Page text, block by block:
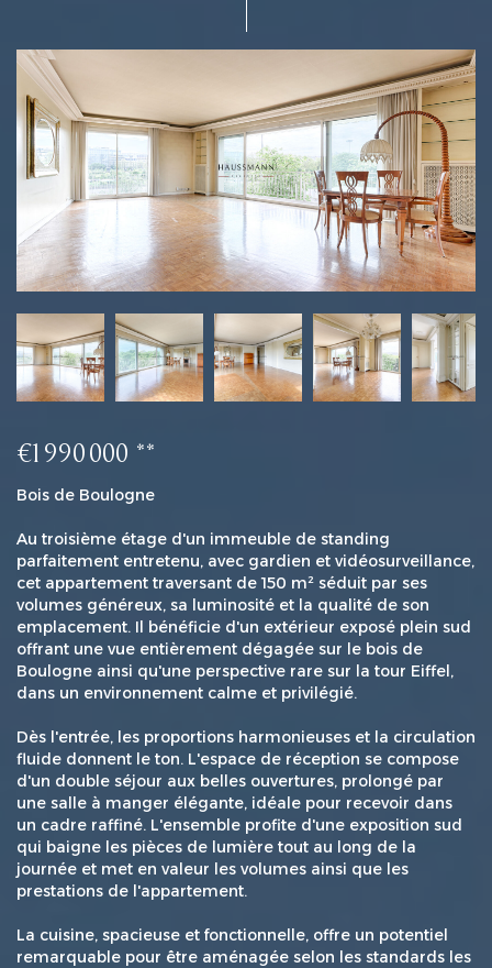
€1 990 000 **
Bois de Boulogne
Au troisième étage d'un immeuble de standing
parfaitement entretenu, avec gardien et vidéosurveillance,
cet appartement traversant de 150 m² séduit par ses
volumes généreux, sa luminosité et la qualité de son
emplacement. Il bénéficie d'un extérieur exposé plein sud
offrant une vue entièrement dégagée sur le bois de
Boulogne ainsi qu'une perspective rare sur la tour Eiffel,
dans un environnement calme et privilégié.
Dès l'entrée, les proportions harmonieuses et la circulation
fluide donnent le ton. L'espace de réception se compose
d'un double séjour aux belles ouvertures, prolongé par
une salle à manger élégante, idéale pour recevoir dans
un cadre raffiné. L'ensemble profite d'une exposition sud
qui baigne les pièces de lumière tout au long de la
journée et met en valeur les volumes ainsi que les
prestations de l'appartement.
La cuisine, spacieuse et fonctionnelle, offre un potentiel
remarquable pour être aménagée selon les standards les